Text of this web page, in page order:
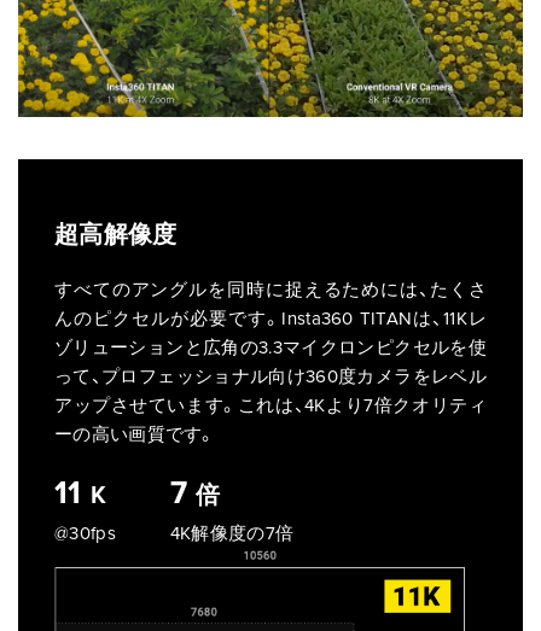
超高解像度
すべてのアングルを同時に捉えるためには、たくさ
んのピクセルが必要です。Insta360 TITANは、11Kレ
ゾリューションと広角の3.3マイクロンピクセルを使
って、プロフェッショナル向け360度カメラをレベル
アップさせています。これは、4Kより7倍クオリティ
ーの高い画質です。
11 K
@30fps
7倍
4K解像度の7倍